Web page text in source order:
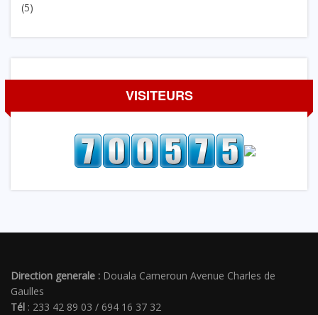
(5)
VISITEURS
Direction generale : Douala Cameroun Avenue Charles de
Gaulles
Tél : 233 42 89 03 / 694 16 37 32